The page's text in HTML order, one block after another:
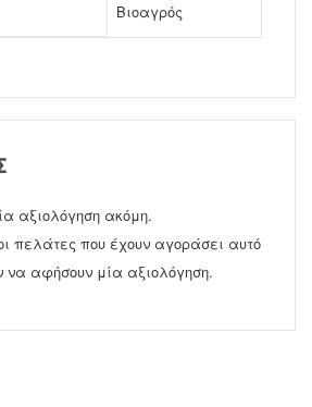
Βιοαγρός
αξιολόγηση ακόμη.
πελάτες που έχουν αγοράσει αυτό
να αφήσουν μία αξιολόγηση.